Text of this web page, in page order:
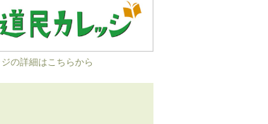
の詳細はこちらから